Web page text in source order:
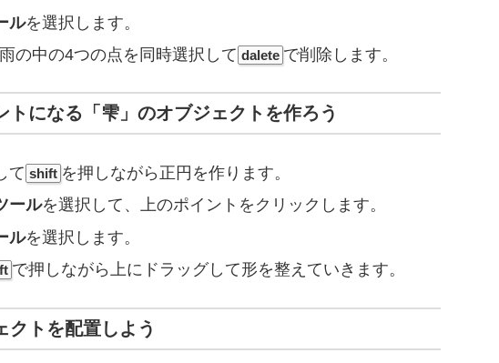
ルを選択します。
の中の4つの点を同時選択して dalete で削除します。
トになる「雫」のオブジェクトを作ろう
て shift を押しながら正円を作ります。
ールを選択して、上のポイントをクリックします。
ルを選択します。
で押しながら上にドラッグして形を整えていきます。
クトを配置しよう